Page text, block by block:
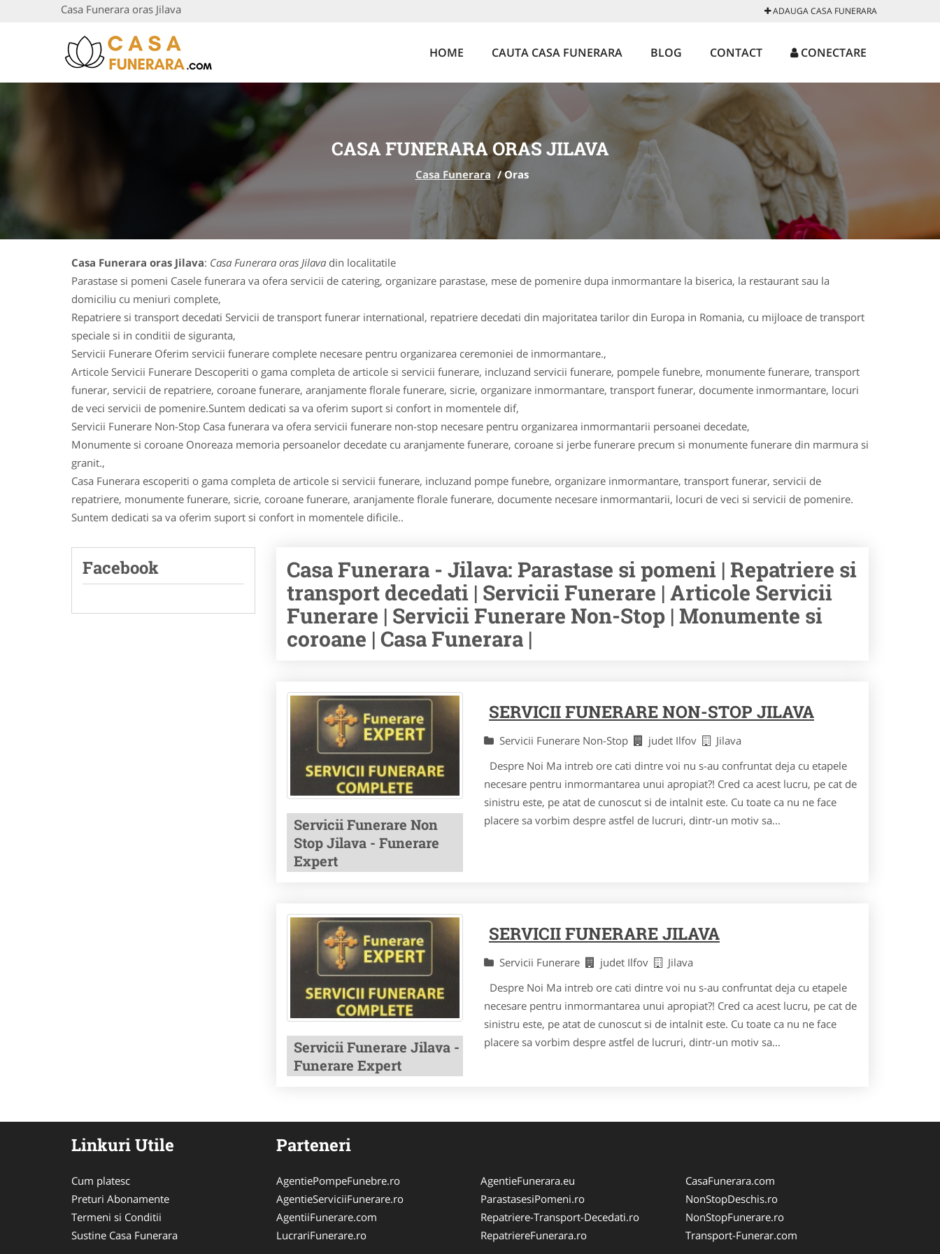
Casa Funerara oras Jilava ADAUGA CASA FUNERARA
HOME CAUTA CASA FUNERARA BLOG CONTACT CONECTARE
CASA FUNERARA ORAS JILAVA
Casa Funerara /Oras
Casa Funerara oras Jilava: Casa Funerara oras Jilava din localitatile
Parastase si pomeni Casele funerara va ofera servicii de catering, organizare parastase, mese de pomenire dupa inmormantare la biserica, la restaurant sau la
domiciliu cu meniuri complete,
Repatriere si transport decedati Servicii de transport funerar international, repatriere decedati din majoritatea tarilor din Europa in Romania, cu mijloace de transport
speciale si in conditii de siguranta,
Servicii Funerare Oferim servicii funerare complete necesare pentru organizarea ceremoniei de inmormantare.,
Articole Servicii Funerare Descoperiti o gama completa de articole si servicii funerare, incluzand servicii funerare, pompele funebre, monumente funerare, transport
funerar, servicii de repatriere, coroane funerare, aranjamente florale funerare, sicrie, organizare inmormantare, transport funerar, documente inmormantare, locuri
de veci servicii de pomenire.Suntem dedicati sa va oferim suport si confort in momentele dif,
Servicii Funerare Non-Stop Casa funerara va ofera servicii funerare non-stop necesare pentru organizarea inmormantarii persoanei decedate,
Monumente si coroane Onoreaza memoria persoanelor decedate cu aranjamente funerare, coroane si jerbe funerare precum si monumente funerare din marmura si
granit.,
Casa Funerara escoperiti o gama completa de articole si servicii funerare, incluzand pompe funebre, organizare inmormantare, transport funerar, servicii de
repatriere, monumente funerare, sicrie, coroane funerare, aranjamente florale funerare, documente necesare inmormantarii, locuri de veci si servicii de pomenire.
Suntem dedicati sa va oferim suport si confort in momentele dificile..
Facebook
Casa Funerara - Jilava: Parastase si pomeni | Repatriere si
transport decedati | Servicii Funerare | Articole Servicii
Funerare | Servicii Funerare Non-Stop | Monumente si
coroane | Casa Funerara |
Servicii Funerare Non
Stop Jilava - Funerare
Expert
SERVICII FUNERARE NON-STOP JILAVA
Servicii Funerare Non-Stop judet Ilfov
Jilava
Despre Noi Ma intreb ore cati dintre voi nu s-au confruntat deja cu etapele
necesare pentru inmormantarea unui apropiat?! Cred ca acest lucru, pe cat de
sinistru este, pe atat de cunoscut si de intalnit este. Cu toate ca nu ne face
placere sa vorbim despre astfel de lucruri, dintr-un motiv sa...
Servicii Funerare Jilava -
Funerare Expert
SERVICII FUNERARE JILAVA
Servicii Funerare judet Ilfov
Jilava
Despre Noi Ma intreb ore cati dintre voi nu s-au confruntat deja cu etapele
necesare pentru inmormantarea unui apropiat?! Cred ca acest lucru, pe cat de
sinistru este, pe atat de cunoscut si de intalnit este. Cu toate ca nu ne face
placere sa vorbim despre astfel de lucruri, dintr-un motiv sa...
Linkuri Utile
Cum platesc
Preturi Abonamente
Termeni si Conditii
Sustine Casa Funerara
Parteneri
AgentiePompeFunebre.ro
AgentieServiciiFunerare.ro
AgentiiFunerare.com
LucrariFunerare.ro
AgentieFunerara.eu
ParastasesiPomeni.ro
Repatriere-Transport-Decedati.ro
RepatriereFunerara.ro
CasaFunerara.com
NonStopDeschis.ro
NonStopFunerare.ro
Transport-Funerar.com